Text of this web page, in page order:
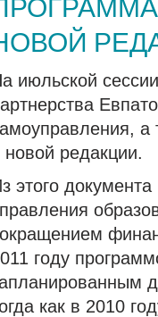
июльской
а
новой редакции.
этого
году
как в 2010